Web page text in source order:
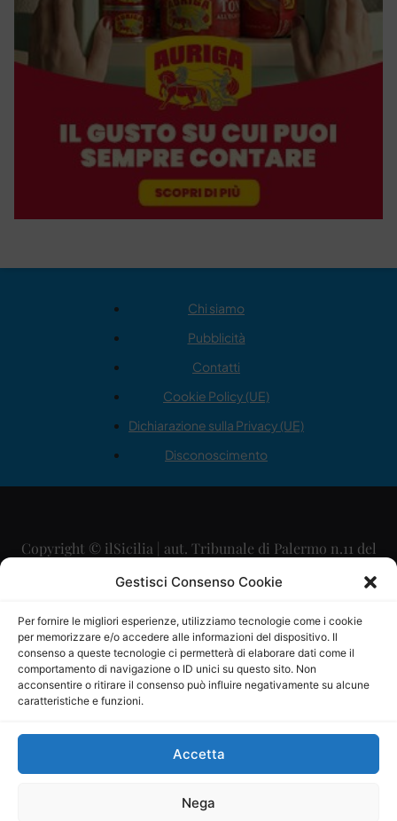
Gestisci Consenso Cookie
Per fornire le migliori esperienze, utilizziamo tecnologie come i cookie
per memorizzare e/o accedere alle informazioni del dispositivo. Il
consenso a queste tecnologie ci permetterà di elaborare dati come il
comportamento di navigazione o ID unici su questo sito. Non
acconsentire o ritirare il consenso può influire negativamente su alcune
caratteristiche e funzioni.
Accetta
Nega
Chi siamo
Pubblicità
Contatti
Cookie Policy (UE)
Dichiarazione sulla Privacy (UE)
Disconoscimento
Copyright © ilSicilia | aut. Tribunale di Palermo n.11 del
29/09/2015
Direttore Editoriale: Maurizio Scaglione
Direttore Responsabile: Maria Calabrese
P.IVA: 06334930820
Mercurio Comunicazione Società Cooperativa a r.l. è
iscritta al Registro degli Operatori di Comunicazione al